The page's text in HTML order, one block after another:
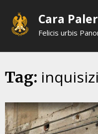
content
Cara
Felicis urbis
Tag: